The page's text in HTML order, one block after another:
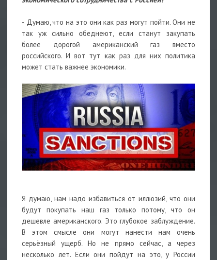
- Думаю, что на это они как раз могут пойти. Они не
так уж сильно обеднеют, если станут закупать
более дорогой американский газ вместо
российского. И вот тут как раз для них политика
может стать важнее экономики.
Я думаю, нам надо избавиться от иллюзий, что они
будут покупать наш газ только потому, что он
дешевле американского. Это глубокое заблуждение.
В этом смысле они могут нанести нам очень
серьёзный ущерб. Но не прямо сейчас, а через
несколько лет. Если они пойдут на это, у России